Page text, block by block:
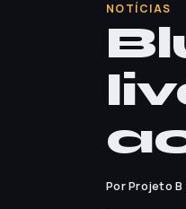
NOTÍCIAS
Por Projeto B